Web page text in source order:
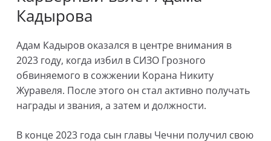
Кадырова
Адам Кадыров оказался в центре внимания в
2023 году, когда избил в СИЗО Грозного
обвиняемого в сожжении Корана Никиту
Журавеля. После этого он стал активно получать
награды и звания, а затем и должности.
В конце 2023 года сын главы Чечни получил свою